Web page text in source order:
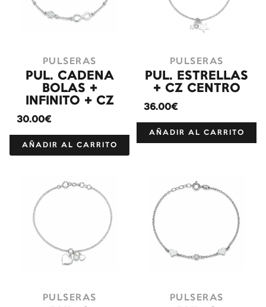
PULSERAS
PUL. CADENA
BOLAS +
INFINITO + CZ
30.00€
AÑADIR AL CARRITO
PULSERAS
PUL. ESTRELLAS
+ CZ CENTRO
36.00€
AÑADIR AL CARRITO
PULSERAS PULSERAS